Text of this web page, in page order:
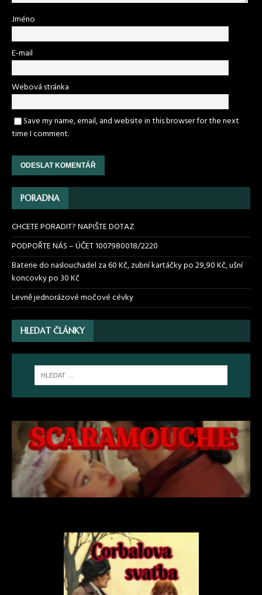
Jméno
E-mail
Webová stránka
Save my name, email, and website in this browser for the next
time I comment.
PORADNA
CHCETE PORADIT? NAPIŠTE DOTAZ
PODPOŘTE NÁS – ÚČET 1007980018/2220
Baterie do naslouchadel za 60 Kč, zubní kartáčky po 29,90 Kč, ušní
koncovky po 30 Kč
Levně jednorázové močové cévky
HLEDAT ČLÁNKY